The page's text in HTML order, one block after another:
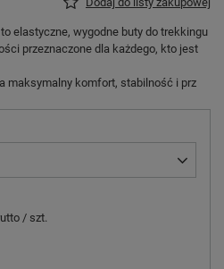
to elastyczne, wygodne buty do trekkingu
przeznaczone dla każdego, kto jest
maksymalny komfort, stabilność i prz
/ szt.